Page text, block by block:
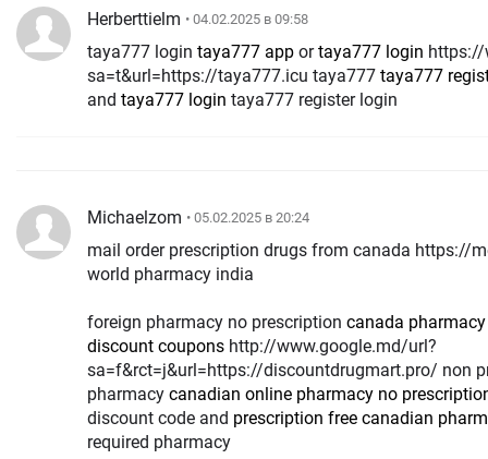
Herberttielm • 04.02.2025 в 09:58
taya777 login taya777 app ortaya777 login
sa=t&url=https://taya777.icu taya777 taya777
and taya777 login taya777 register login
Michaelzom • 05.02.2025 в 20:24
mail order prescription drugs from canada https://
world pharmacy india
foreign pharmacy no prescription canada
discount coupons
sa=f&rct=j&url=https://discountdrugmart.pro/ non
pharmacy canadian online pharmacy no
discount code and prescription free canadian
required pharmacy